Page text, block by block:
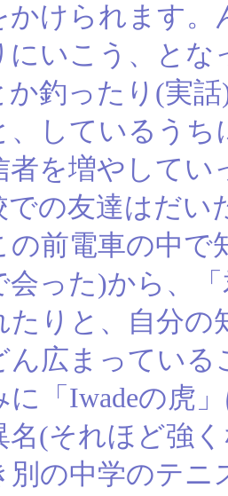
かけられます
にいこう、とな
か釣ったり(実
、しているう
者を増やしてい
での友達はだい
の前電車の中で
会った)から、
たりと、自分の
ん広まってい
に「Iwadeの虎
名(それほど強
別の中学のテニ